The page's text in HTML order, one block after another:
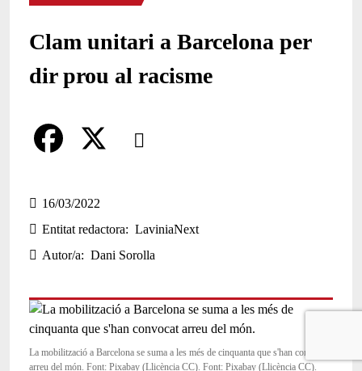
Clam unitari a Barcelona per
dir prou al racisme
Comparteix
a
c
e
o
o
16/03/2022
Entitat redactora
LaviniaNext
Autor/a
Dani Sorolla
La mobilització a Barcelona se suma a les més de cinquanta que s'han convocat
arreu del món. Font: Pixabay (Llicència CC). Font: Pixabay (Llicència CC).